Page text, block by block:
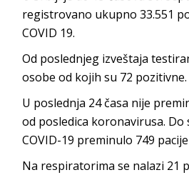
registrovano ukupno 33.551
COVID 19.
Od poslednjeg izveštaja
osobe od kojih su 72 pozitivne.
U poslednja 24 časa nije
od posledica koronavirusa. Do
COVID-19 preminulo 749
Na respiratorima se nalazi 21